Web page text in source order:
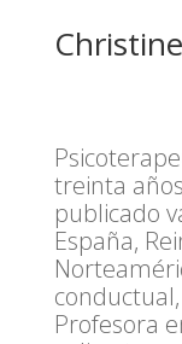
treinta
publicado
España,
Profesora